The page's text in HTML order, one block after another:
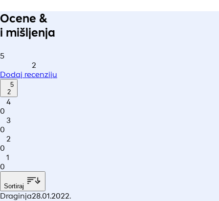
Ocene &
i mišljenja
5
2
Dodaj recenziju
5
2
4
0
3
0
2
0
1
0
Sortiraj
Draginja28.01.2022.